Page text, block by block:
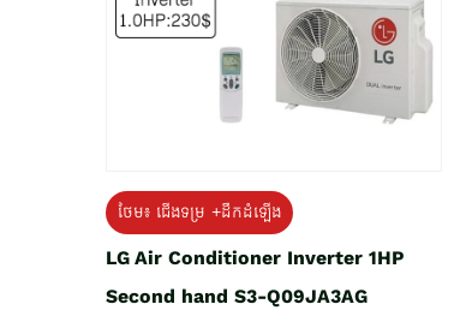
ថែម៖ ជើងទម្រ +ដឹកដំឡើង
LG Air Conditioner Inverter 1HP
Second hand S3-Q09JA3AG